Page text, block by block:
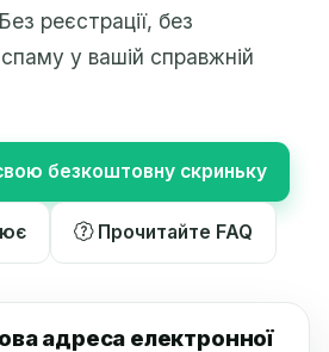
реєстрації, без
у вашій справжній
безкоштовну скриньку
Прочитайте FAQ
адреса електронної